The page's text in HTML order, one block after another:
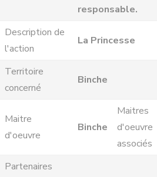
responsable.
Description de
l'action
La Princesse
Territoire
concerné
Binche
Maitre
d'oeuvre
Binche
Maitres
d'oeuvre
associés
Partenaires